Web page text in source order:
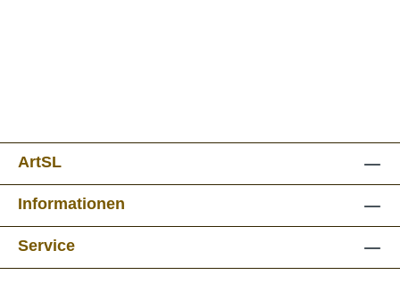
ArtSL
Informationen
Service